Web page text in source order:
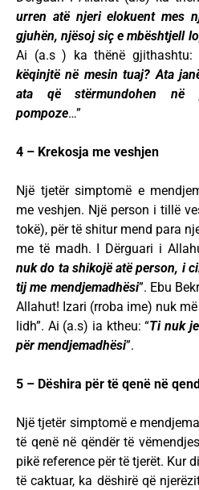
urren atë njeri elokuent mes
gjuhën, njësoj siç e mbështjell
Ai (a.s ) ka thënë gjithashtu:
këqinjtë në mesin tuaj? Ata
ata që stërmundohen në
pompoze…”
4 – Krekosja me veshjen
Një tjetër simptomë e
me veshjen. Një person i tillë
tokë), për të shitur mend para
me të madh. I Dërguari i
nuk do ta shikojë atë person, i
tij me mendjemadhësi”. Ebu
Allahut! Izari (rroba ime) nuk
lidh”. Ai (a.s) ia ktheu: “Ti nuk
për mendjemadhësi”.
5 – Dëshira për të qenë në
Një tjetër simptomë e
të qenë në qëndër të
pikë reference për të tjerët. Kur
të caktuar, ka dëshirë që